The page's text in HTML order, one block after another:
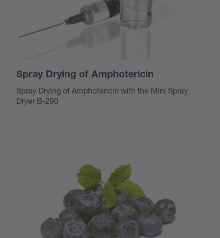
Spray Drying of Amphotericin
Spray Drying of Amphotericin with the Mini Spray
Dryer B-290